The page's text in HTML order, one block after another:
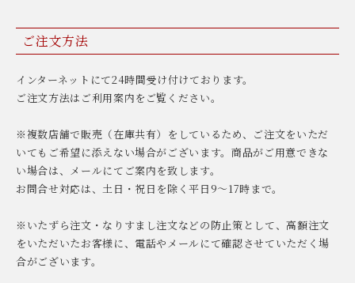
ご注文方法
インターネットにて24時間受け付けております。
ご注文方法はご利用案内をご覧ください。
※複数店舗で販売（在庫共有）をしているため、ご注文をいただ
いてもご希望に添えない場合がございます。商品がご用意できな
い場合は、メールにてご案内を致します。
お問合せ対応は、土日・祝日を除く平日9〜17時まで。
※いたずら注文・なりすまし注文などの防止策として、高額注文
をいただいたお客様に、電話やメールにて確認させていただく場
合がございます。